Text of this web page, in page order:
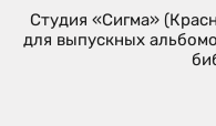
Студия «Сигма»
для выпускных